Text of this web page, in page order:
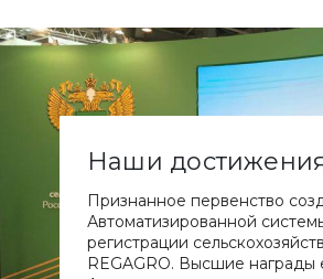
Наши
Признанное первенство
Автоматизированной
регистрации
REGAGRO. Высшие награды